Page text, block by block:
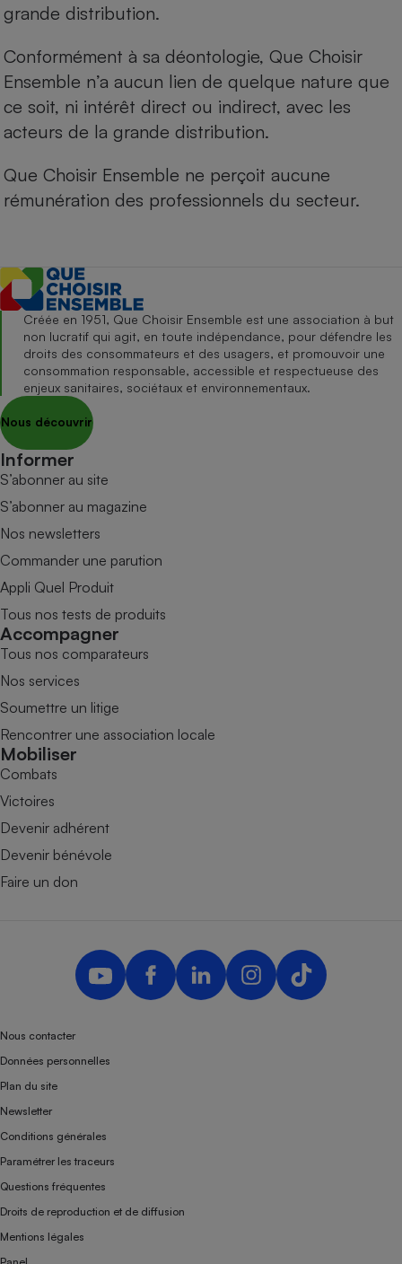
grande distribution.
Conformément à sa déontologie, Que Choisir
Ensemble n’a aucun lien de quelque nature que
ce soit, ni intérêt direct ou indirect, avec les
acteurs de la grande distribution.
Que Choisir Ensemble ne perçoit aucune
rémunération des professionnels du secteur.
Créée en 1951, Que Choisir Ensemble est une association à but
non lucratif qui agit, en toute indépendance, pour défendre les
droits des consommateurs et des usagers, et promouvoir une
consommation responsable, accessible et respectueuse des
enjeux sanitaires, sociétaux et environnementaux.
Nous découvrir
Informer
S’abonner au site
S’abonner au magazine
Nos newsletters
Commander une parution
Appli Quel Produit
Tous nos tests de produits
Accompagner
Tous nos comparateurs
Nos services
Soumettre un litige
Rencontrer une association locale
Mobiliser
Combats
Victoires
Devenir adhérent
Devenir bénévole
Faire un don
Nous contacter
Données personnelles
Plan du site
Newsletter
Conditions générales
Paramétrer les traceurs
Questions fréquentes
Droits de reproduction et de diffusion
Mentions légales